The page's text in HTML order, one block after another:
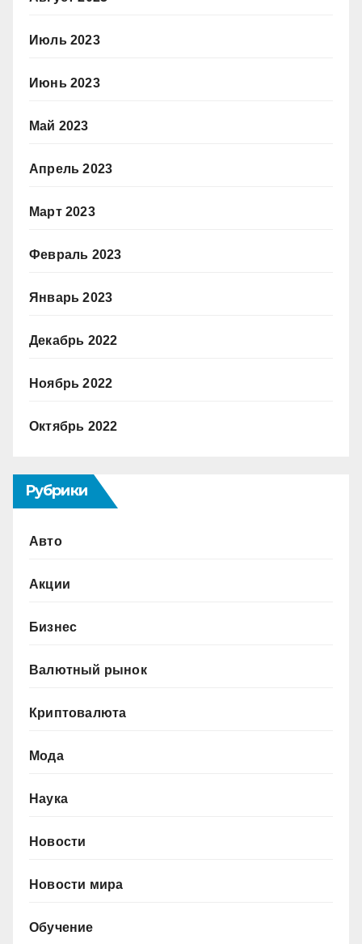
Июль 2023
Июнь 2023
Май 2023
Апрель 2023
Март 2023
Февраль 2023
Январь 2023
Декабрь 2022
Ноябрь 2022
Октябрь 2022
Рубрики
Авто
Акции
Бизнес
Валютный рынок
Криптовалюта
Мода
Наука
Новости
Новости мира
Обучение